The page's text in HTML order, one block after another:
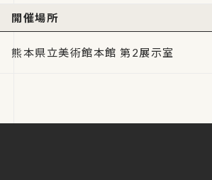
開催場所
熊本県立美術館本館 第2展示室